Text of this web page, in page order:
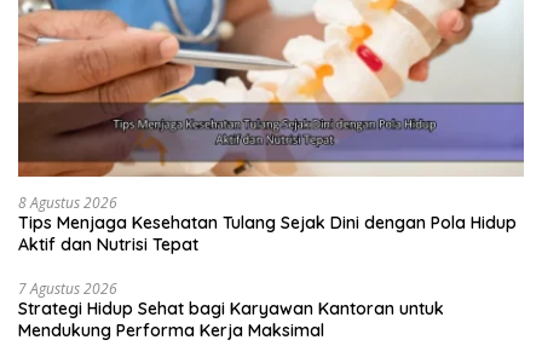
8 Agustus 2026
Tips Menjaga Kesehatan Tulang Sejak Dini dengan Pola Hidup
Aktif dan Nutrisi Tepat
7 Agustus 2026
Strategi Hidup Sehat bagi Karyawan Kantoran untuk
Mendukung Performa Kerja Maksimal